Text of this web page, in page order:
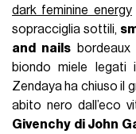
dark feminine energy
sopracciglia sottili,
and nails
biondo miele legati
Zendaya ha chiuso il
abito nero dall’eco
Givenchy di John